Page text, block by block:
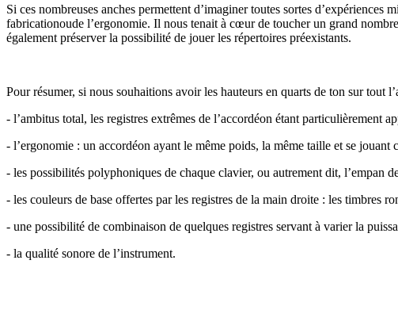
Si ces nombreuses anches permettent d’imaginer toutes sortes
fabricationoude l’ergonomie. Il nous tenait à cœur de toucher un grand
également préserver la possibilité de jouer les répertoires préexistants.
Pour résumer, si nous souhaitions avoir les hauteurs en quarts de ton sur tout
- l’ambitus total, les registres extrêmes de l’accordéon étant particulièrement
- l’ergonomie : un accordéon ayant le même poids, la même taille et se
- les possibilités polyphoniques de chaque clavier, ou autrement dit, l’empan
- les couleurs de base offertes par les registres de la main droite : les timbres
- une possibilité de combinaison de quelques registres servant à varier la
- la qualité sonore de l’instrument.